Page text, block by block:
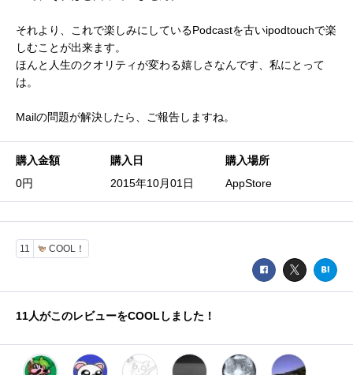
それより、これで楽しみにしているPodcastを古いipodtouchで楽
しむことが出来ます。
ほんと人生のクオリティが変わる嬉しさなんです、私にとって
は。
Mailの問題が解決したら、ご報告しますね。
購入金額
0円
購入日
2015年10月01日
購入場所
AppStore
11 COOL！
11人がこのレビューをCOOLしました！